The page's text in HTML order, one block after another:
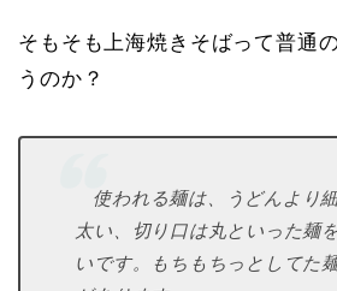
そもそも上海焼きそばって普通
うのか？
使われる麺は、うどんより
太い、切り口は丸といった麺
いです。
もちもちっとしてた